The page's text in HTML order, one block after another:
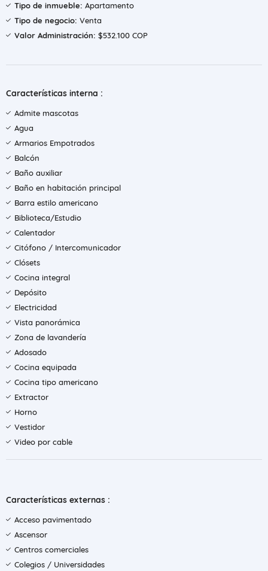
Tipo de inmueble: Apartamento
Tipo de negocio: Venta
Valor Administración: $532.100 COP
Características interna :
Admite mascotas
Agua
Armarios Empotrados
Balcón
Baño auxiliar
Baño en habitación principal
Barra estilo americano
Biblioteca/Estudio
Calentador
Citófono / Intercomunicador
Clósets
Cocina integral
Depósito
Electricidad
Vista panorámica
Zona de lavandería
Adosado
Cocina equipada
Cocina tipo americano
Extractor
Horno
Vestidor
Video por cable
Características externas :
Acceso pavimentado
Ascensor
Centros comerciales
Colegios / Universidades